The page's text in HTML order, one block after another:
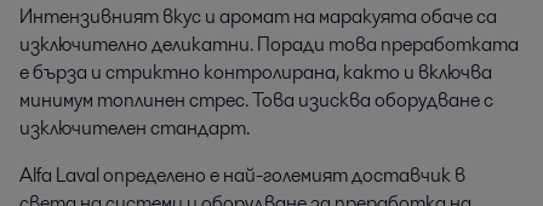
Интензивният вкус и аромат на маракуята обаче са
изключително деликатни. Поради това преработката
е бърза и стриктно контролирана, както и включва
минимум топлинен стрес. Това изисква оборудване с
изключителен стандарт.
Alfa Laval определено е най-големият доставчик в